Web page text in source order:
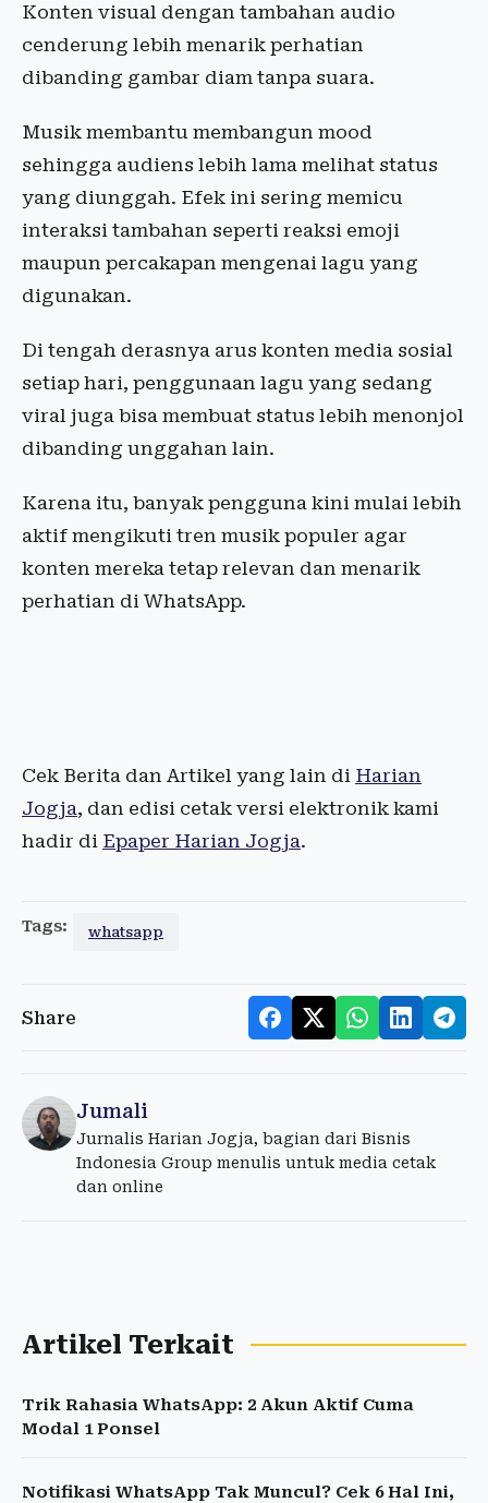
Konten visual dengan tambahan audio
cenderung lebih menarik perhatian
dibanding gambar diam tanpa suara.
Musik membantu membangun mood
sehingga audiens lebih lama melihat status
yang diunggah. Efek ini sering memicu
interaksi tambahan seperti reaksi emoji
maupun percakapan mengenai lagu yang
digunakan.
Di tengah derasnya arus konten media sosial
setiap hari, penggunaan lagu yang sedang
viral juga bisa membuat status lebih menonjol
dibanding unggahan lain.
Karena itu, banyak pengguna kini mulai lebih
aktif mengikuti tren musik populer agar
konten mereka tetap relevan dan menarik
perhatian di WhatsApp.
Cek Berita dan Artikel yang lain di Harian
Jogja, dan edisi cetak versi elektronik kami
hadir di Epaper Harian Jogja.
Tags: whatsapp
Share
Jumali
Jurnalis Harian Jogja, bagian dari Bisnis
Indonesia Group menulis untuk media cetak
dan online
Artikel Terkait
Trik Rahasia WhatsApp: 2 Akun Aktif Cuma
Modal 1 Ponsel
Notifikasi WhatsApp Tak Muncul? Cek 6 Hal Ini,